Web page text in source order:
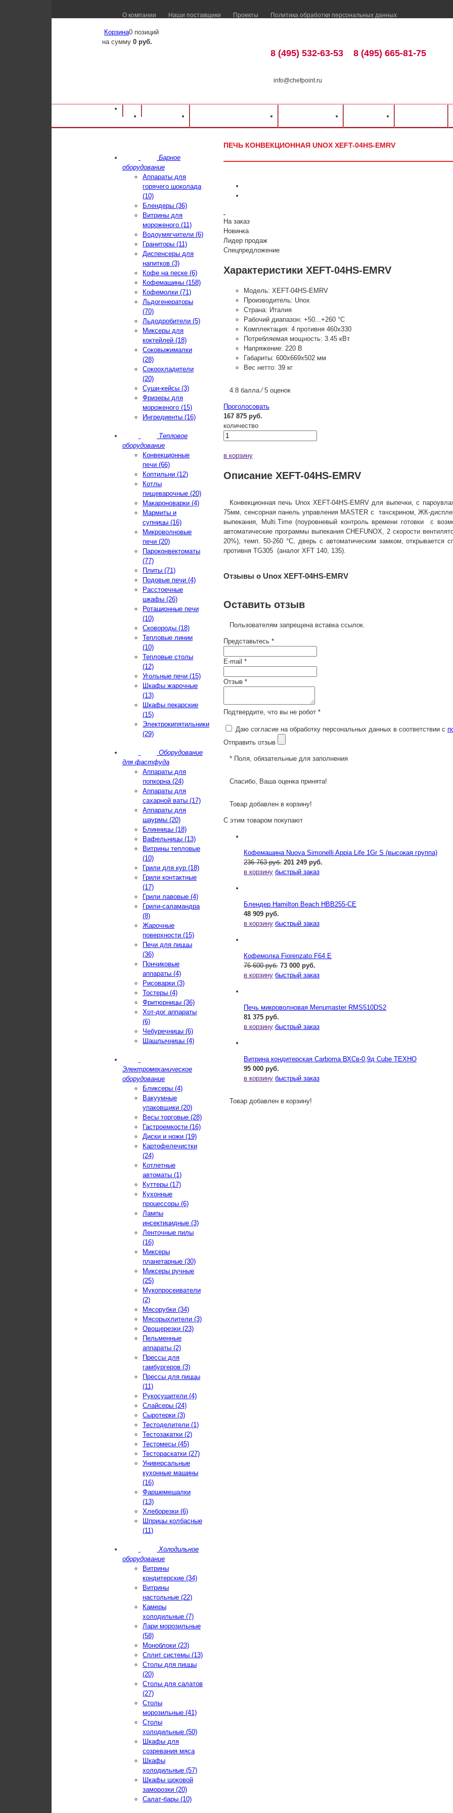
О компании Наши поставщики Проекты Политика обработки персональных данных
Корзина0 позиций
на сумму 0 руб.
8 (495) 532-63-53
info@chefpoint.ru
8 (495) 665-81-75
Оборудование для ресторанов и кафе
ПЕЧЬ КОНВЕКЦИОННАЯ UNOX XEFT-04HS-EMRV
На заказ
Новинка
Лидер продаж
Спецпредложение
Характеристики XEFT-04HS-EMRV
Модель: XEFT-04HS-EMRV
Производитель: Unox
Страна: Италия
Рабочий диапазон: +50...+260 °C
Комплектация: 4 противня 460x330
Потребляемая мощность: 3.45 кВт
Напряжение: 220 В
Габариты: 600x669x502 мм
Вес нетто: 39 кг
4.8 балла ⁄ 5 оценок
Проголосовать
167 875 руб.
количество
в корзину
Описание XEFT-04HS-EMRV
Конвекционная печь Unox XEFT-04HS-EMRV для выпечки, с
75мм, сенсорная панель управления MASTER с тачскрином, ЖК-
выпекания, Multi.Time (поуровневый контроль времени готовки с
автоматические программы выпекания CHEFUNOX, 2 скорости
20%), темп. 50-260 °C, дверь с автоматическим замком, открывается
противня TG305 (аналог XFT 140, 135).
Отзывы о Unox XEFT-04HS-EMRV
Оставить отзыв
Пользователям запрещена вставка ссылок.
Представьтесь *
E-mail *
Отзыв *
Подтвердите, что вы не робот *
Даю согласие на обработку персональных данных в соответствии с
Отправить отзыв
* Поля, обязательные для заполнения
Спасибо, Ваша оценка принята!
Товар добавлен в корзину!
С этим товаром покупают
Кофемашина Nuova Simonelli Appia Life 1Gr S (высокая группа)
236 763 руб. 201 249 руб.
в корзину быстрый заказ
Блендер Hamilton Beach HBB255-CE
48 909 руб.
в корзину быстрый заказ
Кофемолка Fiorenzato F64 E
76 600 руб. 73 000 руб.
в корзину быстрый заказ
Печь микроволновая Menumaster RMS510DS2
81 375 руб.
в корзину быстрый заказ
Витрина кондитерская Carboma ВХСв-0,9д Cube ТЕХНО
95 000 руб.
в корзину быстрый заказ
Товар добавлен в корзину!
Барное
оборудование
Аппараты для
горячего шоколада
(10)
Блендеры (36)
Витрины для
мороженого (11)
Водоумягчители (6)
Граниторы (11)
Диспенсеры для
напитков (3)
Кофе на песке (6)
Кофемашины (158)
Кофемолки (71)
Льдогенераторы
(70)
Льдодробители (5)
Миксеры для
коктейлей (18)
Соковыжималки
(28)
Сокоохладители
(20)
Суши-кейсы (3)
Фризеры для
мороженого (15)
Ингредиенты (16)
Тепловое
оборудование
Конвекционные
печи (66)
Коптильни (12)
Котлы
пищеварочные (20)
Макароноварки (4)
Мармиты и
супницы (16)
Микроволновые
печи (20)
Пароконвектоматы
(77)
Плиты (71)
Подовые печи (4)
Расстоечные
шкафы (26)
Ротационные печи
(10)
Сковороды (18)
Тепловые линии
(10)
Тепловые столы
(12)
Угольные печи (15)
Шкафы жарочные
(13)
Шкафы пекарские
(15)
Электрокипятильники
(29)
Оборудование
для фастфуда
Аппараты для
попкорна (24)
Аппараты для
сахарной ваты (17)
Аппараты для
шаурмы (20)
Блинницы (18)
Вафельницы (13)
Витрины тепловые
(10)
Грили для кур (18)
Грили контактные
(17)
Грили лавовые (4)
Грили-саламандра
(8)
Жарочные
поверхности (15)
Печи для пиццы
(36)
Пончиковые
аппараты (4)
Рисоварки (3)
Тостеры (4)
Фритюрницы (36)
Хот-дог аппараты
(6)
Чебуречницы (6)
Шашлычницы (4)
Электромеханическое
оборудование
Бликсеры (4)
Вакуумные
упаковщики (20)
Весы торговые (28)
Гастроемкости (16)
Диски и ножи (19)
Картофелечистки
(24)
Котлетные
автоматы (1)
Куттеры (17)
Кухонные
процессоры (6)
Лампы
инсектицидные (3)
Ленточные пилы
(16)
Миксеры
планетарные (30)
Миксеры ручные
(25)
Мукопросеиватели
(2)
Мясорубки (34)
Мясорыхлители (3)
Овощерезки (23)
Пельменные
аппараты (2)
Прессы для
гамбургеров (3)
Прессы для пиццы
(11)
Рукосушители (4)
Слайсеры (24)
Сыротерки (3)
Тестоделители (1)
Тестозакатки (2)
Тестомесы (45)
Тестораскатки (27)
Универсальные
кухонные машины
(16)
Фаршемешалки
(13)
Хлеборезки (6)
Шприцы колбасные
(11)
Холодильное
оборудование
Витрины
кондитерские (34)
Витрины
настольные (22)
Камеры
холодильные (7)
Лари морозильные
(58)
Моноблоки (23)
Сплит системы (13)
Столы для пиццы
(20)
Столы для салатов
(27)
Столы
морозильные (41)
Столы
холодильные (50)
Шкафы для
созревания мяса
Шкафы
холодильные (57)
Шкафы шоковой
заморозки (20)
Салат-бары (10)